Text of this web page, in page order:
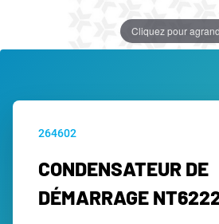
Cliquez pour
264602
CONDENSATEUR DE
DÉMARRAGE